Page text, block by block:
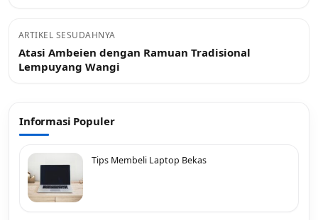
ARTIKEL SESUDAHNYA
Atasi Ambeien dengan Ramuan Tradisional
Lempuyang Wangi
Informasi Populer
Tips Membeli Laptop Bekas